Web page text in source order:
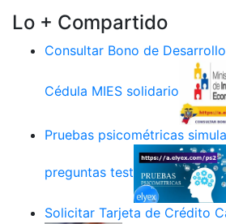
Lo + Compartido
Consultar Bono de
Cédula MIES solidario
Pruebas psicométricas
preguntas test
Solicitar Tarjeta de Crédito